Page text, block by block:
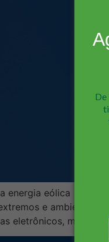
De
energia eólica
e ambientes
eletrônicos, mas os